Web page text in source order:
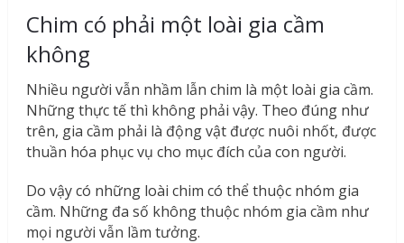
Chim có phải một loài gia cầm
không
Nhiều người vẫn nhầm lẫn chim là một loài gia cầm.
Những thực tế thì không phải vậy. Theo đúng như
trên, gia cầm phải là động vật được nuôi nhốt, được
thuần hóa phục vụ cho mục đích của con người.
Do vậy có những loài chim có thể thuộc nhóm gia
cầm. Những đa số không thuộc nhóm gia cầm như
mọi người vẫn lầm tưởng.